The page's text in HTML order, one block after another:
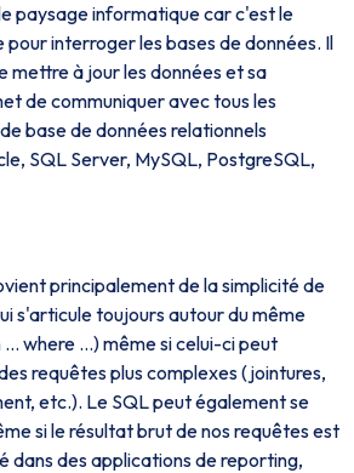
paysage informatique car c'est le
interroger les bases de données. Il
mettre à jour les données et sa
de communiquer avec tous les
base de données relationnels
SQL Server, MySQL, PostgreSQL,
principalement de la simplicité de
s'articule toujours autour du même
where …) même si celui-ci peut
requêtes plus complexes (jointures,
etc.). Le SQL peut également se
si le résultat brut de nos requêtes est
dans des applications de reporting,